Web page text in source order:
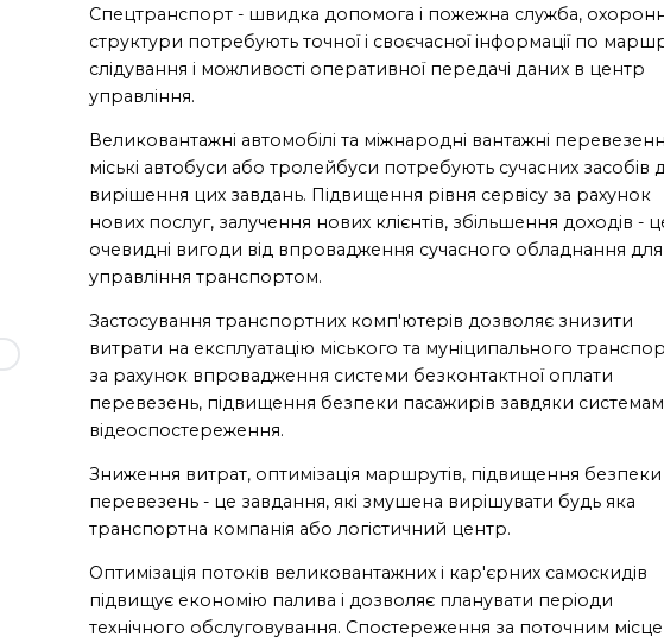
Спецтранспорт - швидка допомога і пожежна служба,
структури потребують точної і своєчасної інформації по
слідування і можливості оперативної передачі даних в центр
управління.
Великовантажні автомобілі та міжнародні вантажні
міські автобуси або тролейбуси потребують сучасних засобів
вирішення цих завдань. Підвищення рівня сервісу за рахунок
нових послуг, залучення нових клієнтів, збільшення доходів -
очевидні вигоди від впровадження сучасного обладнання для
управління транспортом.
Застосування транспортних комп'ютерів дозволяє знизити
витрати на експлуатацію міського та муніципального
за рахунок впровадження системи безконтактної оплати
перевезень, підвищення безпеки пасажирів завдяки системам
відеоспостереження.
Зниження витрат, оптимізація маршрутів, підвищення безпеки
перевезень - це завдання, які змушена вирішувати будь яка
транспортна компанія або логістичний центр.
Оптимізація потоків великовантажних і кар'єрних самоскидів
підвищує економію палива і дозволяє планувати періоди
технічного обслуговування. Спостереження за поточним